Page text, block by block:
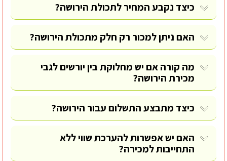
כיצד נקבע המחיר לתכולת הירושה?
האם ניתן למכור רק חלק מתכולת הירושה?
מה קורה אם יש מחלוקת בין יורשים לגבי
מכירת הירושה?
כיצד מתבצע התשלום עבור הירושה?
האם יש אפשרות להערכת שווי ללא
התחייבות למכירה?